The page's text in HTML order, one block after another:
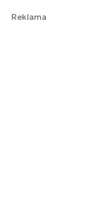
Reklama